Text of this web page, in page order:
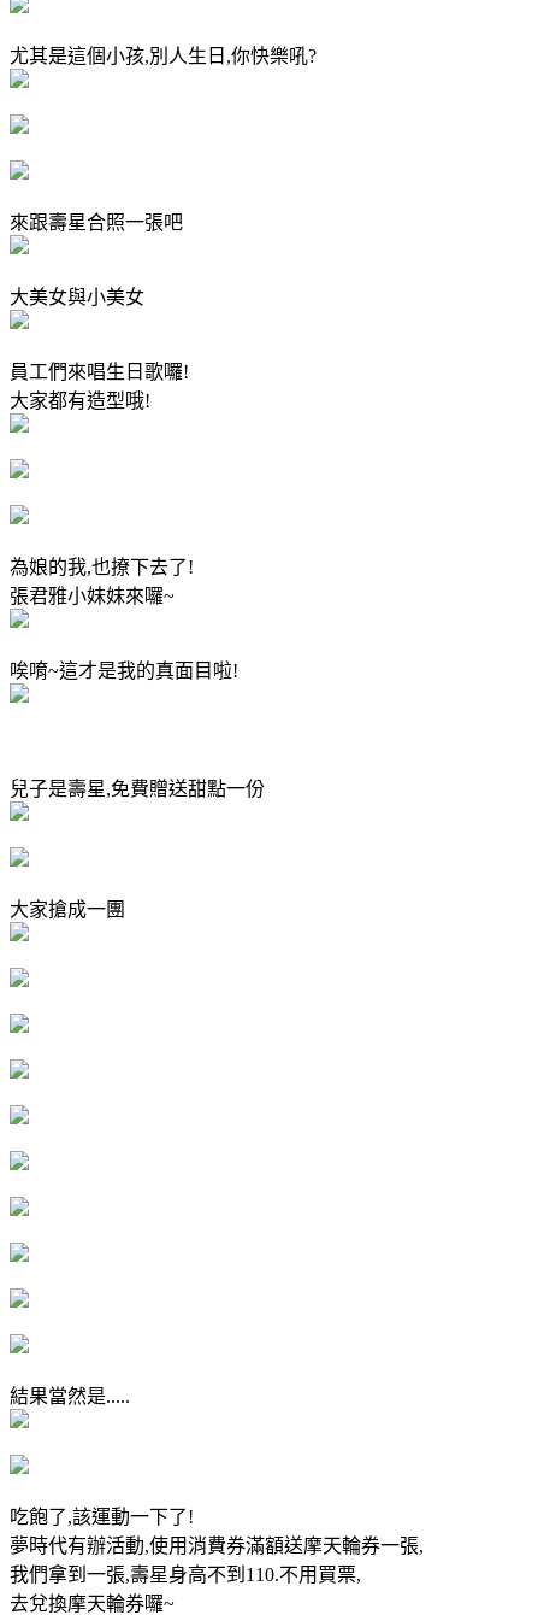
尤其是這個小孩,別人生日,你快樂吼?
來跟壽星合照一張吧
大美女與小美女
員工們來唱生日歌囉!
大家都有造型哦!
為娘的我,也撩下去了!
張君雅小妹妹來囉~
唉唷~這才是我的真面目啦!
兒子是壽星,免費贈送甜點一份
大家搶成一團
結果當然是.....
吃飽了,該運動一下了!
夢時代有辦活動,使用消費券滿額送摩天輪券一張,
我們拿到一張,壽星身高不到110.不用買票,
去兌換摩天輪券囉~